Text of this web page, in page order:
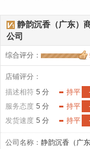
静韵沉香（广东）
公司
综合评分 ：
店铺评分：
描述相符 5 分 持平
服务态度 5 分 持平
发货速度 5 分 持平
公司名称 ： 静韵沉香（广